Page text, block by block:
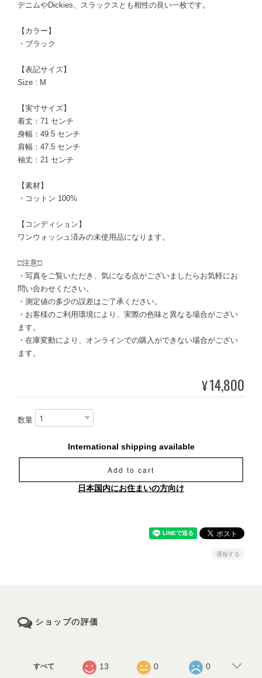
デニムやDickies、スラックスとも相性の良い一枚です。
【カラー】
・ブラック
【表記サイズ】
Size : M
【実寸サイズ】
着丈：71 センチ
身幅：49.5 センチ
肩幅：47.5 センチ
袖丈：21 センチ
【素材】
・コットン 100%
【コンディション】
ワンウォッシュ済みの未使用品になります。
□注意□
・写真をご覧いただき、気になる点がございましたらお気軽にお
問い合わせください。
・測定値の多少の誤差はご了承ください。
・お客様のご利用環境により、実際の色味と異なる場合がござい
ます。
・在庫変動により、オンラインでの購入ができない場合がござい
ます。
¥14,800
数量
International shipping available
Add to cart
日本国内にお住まいの方向け
通報する
ショップの評価
すべて 13 0 0